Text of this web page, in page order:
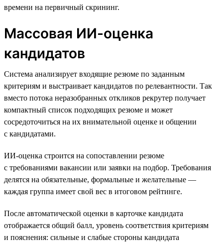
времени на первичный скрининг.
Массовая ИИ-оценка
кандидатов
Система анализирует входящие резюме по заданным
критериям и выстраивает кандидатов по релевантности. Так
вместо потока неразобранных откликов рекрутер получает
компактный список подходящих резюме и может
сосредоточиться на их внимательной оценке и общении
с кандидатами.
ИИ-оценка строится на сопоставлении резюме
с требованиями вакансии или заявки на подбор. Требования
делятся на обязательные, формальные и желательные —
каждая группа имеет свой вес в итоговом рейтинге.
После автоматической оценки в карточке кандидата
отображается общий балл, уровень соответствия критериям
и пояснения: сильные и слабые стороны кандидата